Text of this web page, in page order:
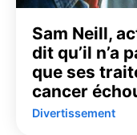
Sam Neill,
dit qu’il n’a
que ses
cancer
Divertissement